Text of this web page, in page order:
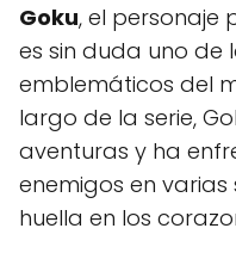
Goku, el personaje
es sin duda uno de
emblemáticos del
largo de la serie,
aventuras y ha
enemigos en
huella en los